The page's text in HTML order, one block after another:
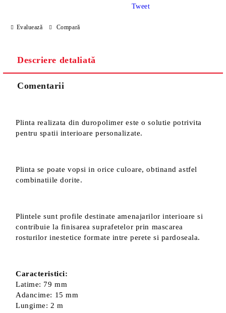
Sunt de acord cuPolitica de confidentialitate
Noi vă vom contacta pentru finalizarea comenzii.
Evaluează Compară
Tweet
Descriere detaliată
Comentarii
Plinta realizata din duropolimer este o solutie potrivita
pentru spatii interioare personalizate.
Plinta se poate vopsi in orice culoare, obtinand astfel
combinatiile dorite.
Plintele sunt profile destinate amenajarilor interioare si
contribuie la finisarea suprafetelor prin mascarea
rosturilor inestetice formate intre perete si pardoseala.
Caracteristici:
Latime: 79 mm
Adancime: 15 mm
Lungime: 2 m